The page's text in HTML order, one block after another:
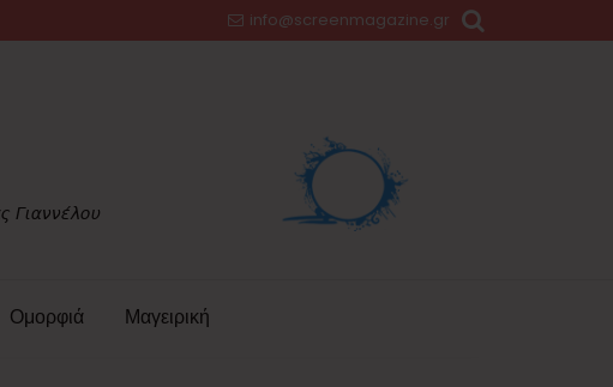
info@screenmagazine.gr
Ομορφιά Μαγειρική